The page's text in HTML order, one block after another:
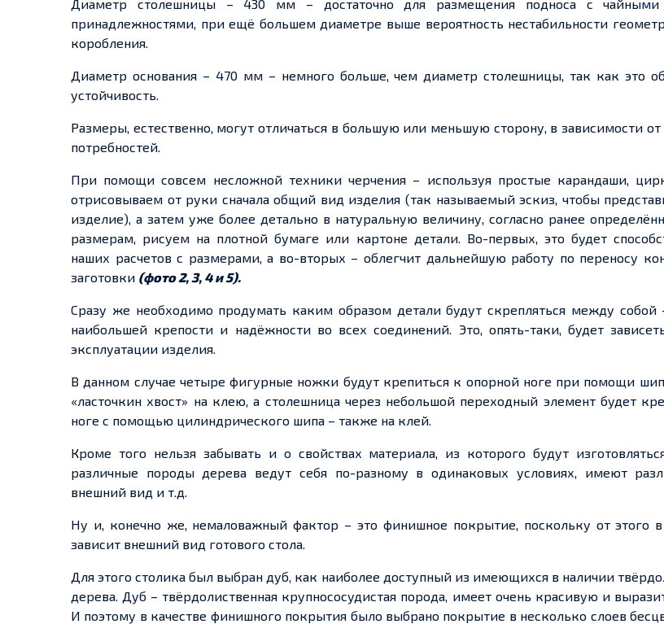
Диаметр столешницы – 430 мм – достаточно для размещения подноса с
принадлежностями, при ещё большем диаметре выше вероятность нестабильности
коробления.
Диаметр основания – 470 мм – немного больше, чем диаметр столешницы, так как это
устойчивость.
Размеры, естественно, могут отличаться в большую или меньшую сторону, в зависимости
потребностей.
При помощи совсем несложной техники черчения – используя простые карандаши,
отрисовываем от руки сначала общий вид изделия (так называемый эскиз, чтобы
изделие), а затем уже более детально в натуральную величину, согласно ранее
размерам, рисуем на плотной бумаге или картоне детали. Во-первых, это будет
наших расчетов с размерами, а во-вторых – облегчит дальнейшую работу по переносу
заготовки (фото 2, 3, 4 и 5).
Сразу же необходимо продумать каким образом детали будут скрепляться между собой
наибольшей крепости и надёжности во всех соединений. Это, опять-таки, будет
эксплуатации изделия.
В данном случае четыре фигурные ножки будут крепиться к опорной ноге при помощи
«ласточкин хвост» на клею, а столешница через небольшой переходный элемент будет
ноге с помощью цилиндрического шипа – также на клей.
Кроме того нельзя забывать и о свойствах материала, из которого будут
различные породы дерева ведут себя по-разному в одинаковых условиях, имеют
внешний вид и т.д.
Ну и, конечно же, немаловажный фактор – это финишное покрытие, поскольку от этого
зависит внешний вид готового стола.
Для этого столика был выбран дуб, как наиболее доступный из имеющихся в наличии
дерева. Дуб – твёрдолиственная крупнососудистая порода, имеет очень красивую и
И поэтому в качестве финишного покрытия было выбрано покрытие в несколько слоев